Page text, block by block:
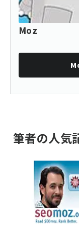
Moz
筆者の人気